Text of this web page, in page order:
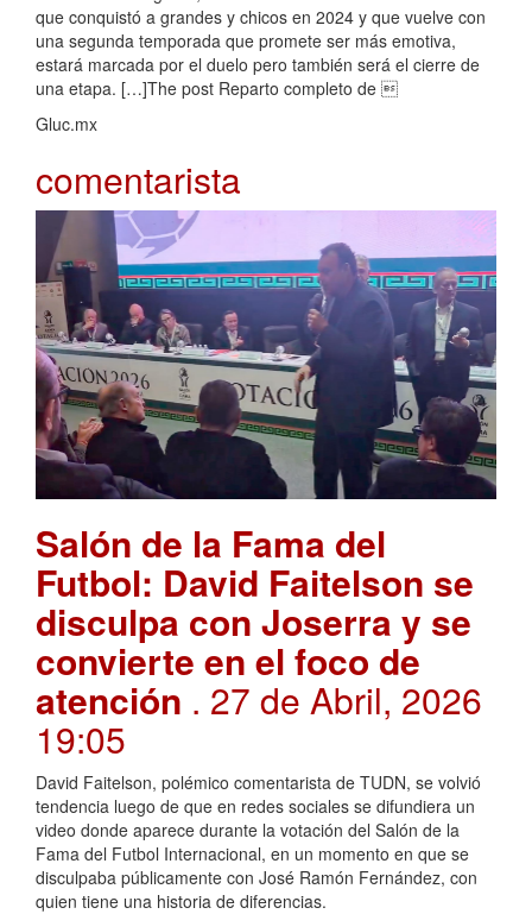
que conquistó a grandes y chicos en 2024 y que vuelve con
una segunda temporada que promete ser más emotiva,
estará marcada por el duelo pero también será el cierre de
una etapa. […]The post Reparto completo de 
Gluc.mx
comentarista
Salón de la Fama del
Futbol: David Faitelson se
disculpa con Joserra y se
convierte en el foco de
atención . 27 de Abril, 2026
19:05
David Faitelson, polémico comentarista de TUDN, se volvió
tendencia luego de que en redes sociales se difundiera un
video donde aparece durante la votación del Salón de la
Fama del Futbol Internacional, en un momento en que se
disculpaba públicamente con José Ramón Fernández, con
quien tiene una historia de diferencias.